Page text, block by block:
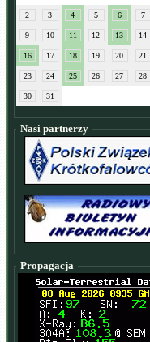
2 3 4 5 6 7
9 10 11 12 13 14
16 17 18 19 20 21
23 24 25 26 27 28
30 31
Nasi partnerzy
Propagacja